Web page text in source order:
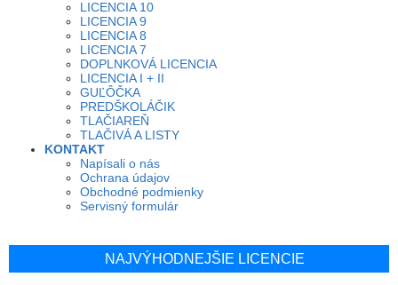
NAJVÝHODNEJŠIE LICENCIE
LICENCIA 10
LICENCIA 9
LICENCIA 8
LICENCIA 7
DOPLNKOVÁ LICENCIA
LICENCIA I + II
GUĽÔČKA
PREDŠKOLÁČIK
TLAČIAREŇ
TLAČIVÁ A LISTY
KONTAKT
Napísali o nás
Ochrana údajov
Obchodné podmienky
Servisný formulár